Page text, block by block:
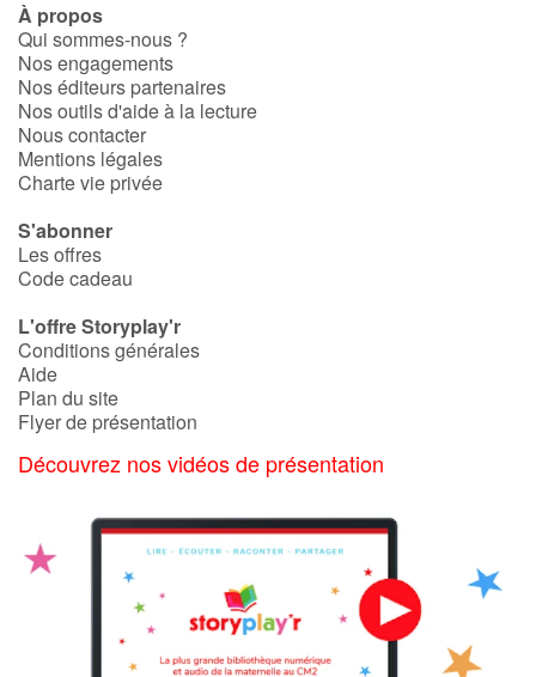
À propos
Qui sommes-nous ?
Nos engagements
Nos éditeurs partenaires
Nos outils d'aide à la lecture
Nous contacter
Mentions légales
Charte vie privée
S'abonner
Les offres
Code cadeau
L'offre Storyplay'r
Conditions générales
Aide
Plan du site
Flyer de présentation
Découvrez nos vidéos de présentation